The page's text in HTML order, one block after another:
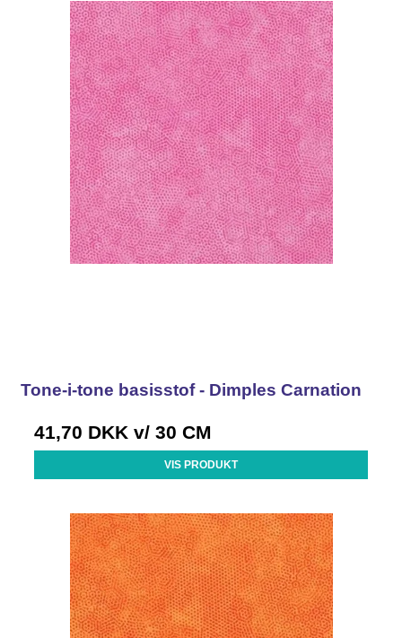
Tone-i-tone basisstof - Dimples Carnation
41,70 DKK v/ 30 CM
VIS PRODUKT